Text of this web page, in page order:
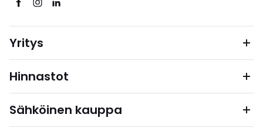
Yritys
Hinnastot
Sähköinen kauppa